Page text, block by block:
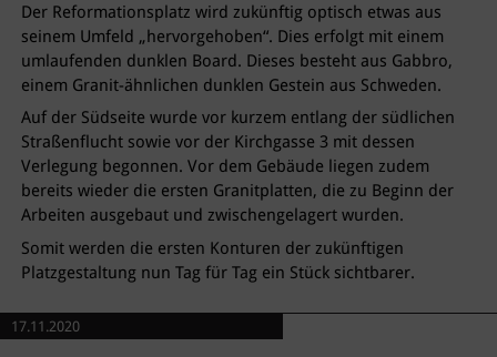
Der Reformationsplatz wird zukünftig optisch etwas aus
seinem Umfeld „hervorgehoben“. Dies erfolgt mit einem
umlaufenden dunklen Board. Dieses besteht aus Gabbro,
einem Granit-ähnlichen dunklen Gestein aus Schweden.
Auf der Südseite wurde vor kurzem entlang der südlichen
Straßenflucht sowie vor der Kirchgasse 3 mit dessen
Verlegung begonnen. Vor dem Gebäude liegen zudem
bereits wieder die ersten Granitplatten, die zu Beginn der
Arbeiten ausgebaut und zwischengelagert wurden.
Somit werden die ersten Konturen der zukünftigen
Platzgestaltung nun Tag für Tag ein Stück sichtbarer.
17.11.2020